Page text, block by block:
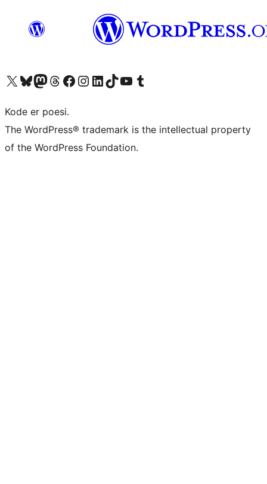
Besøk vår konto på X Visit our Bluesky account
Besøk vår Mastodon-konto
Visit our Threads account
Besøk vår Facebook-sideBesøk vår Instagram-konto
Besøk vår LinkedIn-konto
Visit our TikTok account
Visit our YouTube channel
Visit our Tumblr account
Kode er poesi.
The WordPress® trademark is the intellectual property
of the WordPress Foundation.